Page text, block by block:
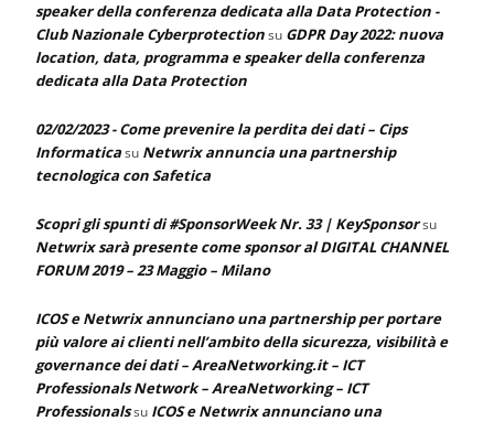
speaker della conferenza dedicata alla Data Protection -
Club Nazionale Cyberprotectionsu GDPR Day 2022: nuova
location, data, programma e speaker della conferenza
dedicata alla Data Protection
02/02/2023 - Come prevenire la perdita dei dati – Cips
Informaticasu Netwrix annuncia una partnership
tecnologica con Safetica
Scopri gli spunti di #SponsorWeek Nr. 33 | KeySponsorsu
Netwrix sarà presente come sponsor al DIGITAL CHANNEL
FORUM 2019 – 23 Maggio – Milano
ICOS e Netwrix annunciano una partnership per portare
più valore ai clienti nell’ambito della sicurezza, visibilità e
governance dei dati – AreaNetworking.it – ICT
Professionals Network – AreaNetworking – ICT
Professionalssu ICOS e Netwrix annunciano una